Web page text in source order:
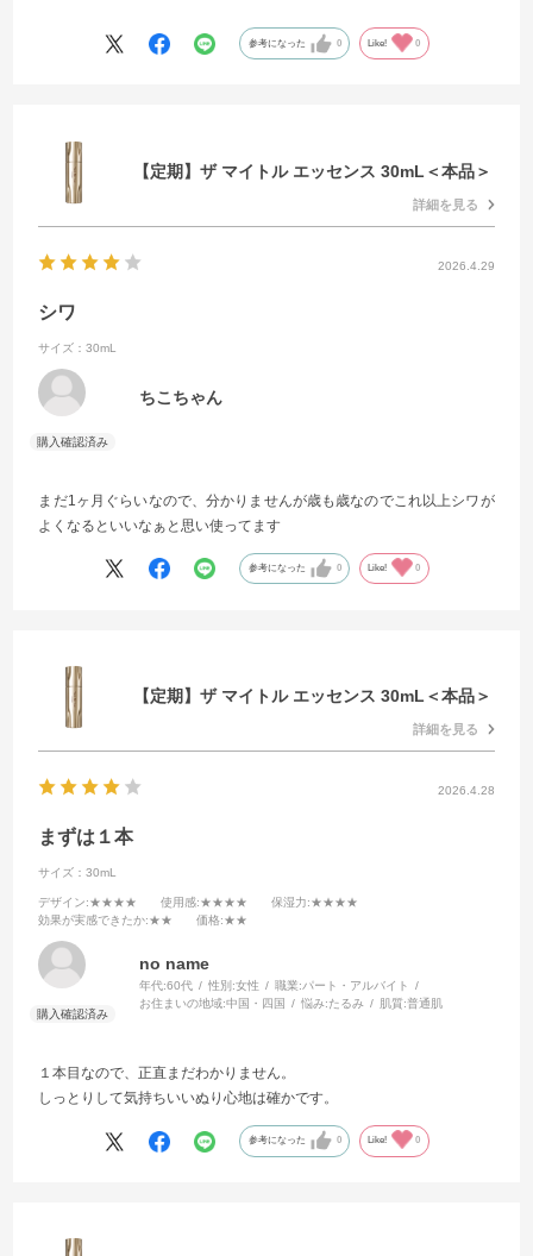
もう他を試したりする事が無くなりました。
これからはずっと使い続けて行きます
参考になった 0 Like! 0
【定期】ザ マイトル エッセンス 30mL＜本品＞
詳細を見る
2026.4.29
シワ
サイズ：30mL
ちこちゃん
まだ1ヶ月ぐらいなので、分かりませんが歳も歳なのでこれ以上シワが
よくなるといいなぁと思い使ってます
参考になった 0 Like! 0
【定期】ザ マイトル エッセンス 30mL＜本品＞
詳細を見る
2026.4.28
まずは１本
サイズ：30mL
デザイン:★★★★ 使用感:★★★★ 保湿力:★★★★
効果が実感できたか:★★ 価格:★★
no name
年代:60代 性別:女性 職業:パート・アルバイト
お住まいの地域:中国・四国 悩み:たるみ 肌質:普通肌
１本目なので、正直まだわかりません。
しっとりして気持ちいいぬり心地は確かです。
参考になった 0 Like! 0